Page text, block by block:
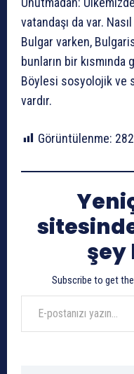
vatandaşı da var.
Bulgar varken,
bunların bir
Böylesi sosyolojik ve
vardır.
Görüntülenme: 282
şey
Subscribe to get
E-postanızı yazın…